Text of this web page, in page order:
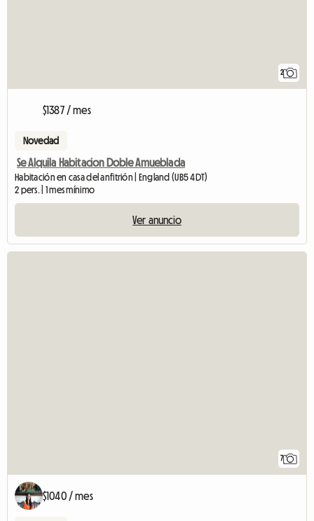
2
$1387 / mes
Novedad
Se Alquila Habitacion Doble Amueblada
Habitación en casa del anfitrión | England (UB5 4DT)
2 pers. | 1 mes mínimo
Ver anuncio
7
$1040 / mes